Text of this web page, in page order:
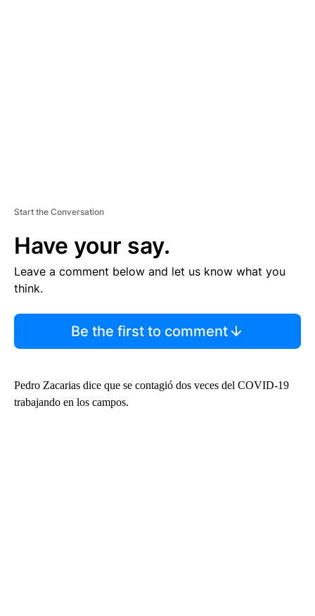
Start the Conversation
Have your say.
Leave a comment below and let us know what you
think.
Be the first to comment
Pedro Zacarias dice que se contagió dos veces del COVID-19
trabajando en los campos.